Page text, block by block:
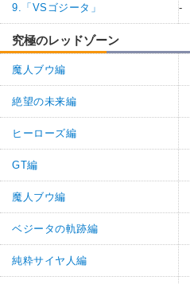
9.「VSゴジータ」 -
究極のレッドゾーン
魔人ブウ編
絶望の未来編
ヒーローズ編
GT編
魔人ブウ編
ベジータの軌跡編
純粋サイヤ人編